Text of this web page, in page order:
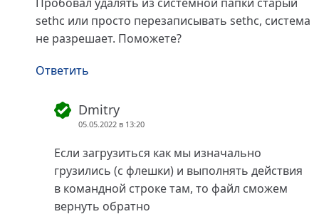
sethc или просто перезаписывать sethc, система
не разрешает. Поможете?
Ответить
Dmitry
05.05.2022 в 13:20
Если загрузиться как мы изначально
грузились (с флешки) и выполнять действия
в командной строке там, то файл сможем
вернуть обратно